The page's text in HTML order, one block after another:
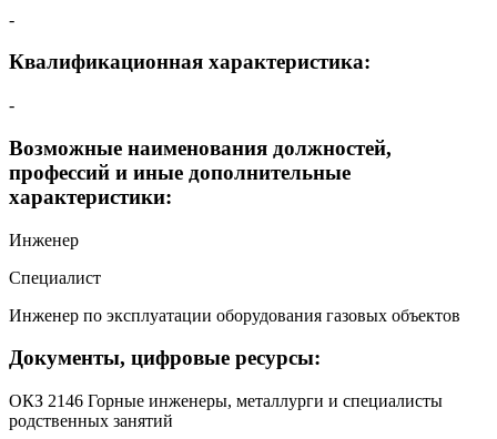
-
Квалификационная характеристика:
-
Возможные наименования должностей,
профессий и иные дополнительные
характеристики:
Инженер
Специалист
Инженер по эксплуатации оборудования газовых объектов
Документы, цифровые ресурсы:
ОКЗ 2146 Горные инженеры, металлурги и специалисты
родственных занятий